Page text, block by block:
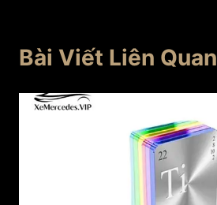
Bài Viết Liên Quan